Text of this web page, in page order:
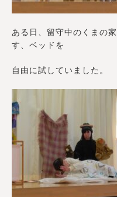
ある日、留守中のくまの
す、ベッドを
自由に試していました。